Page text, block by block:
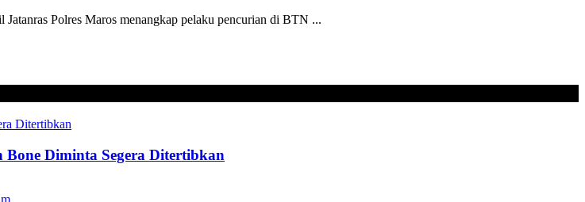
Polres Maros menangkap pelaku pencurian di BTN ...
Diminta Segera Ditertibkan